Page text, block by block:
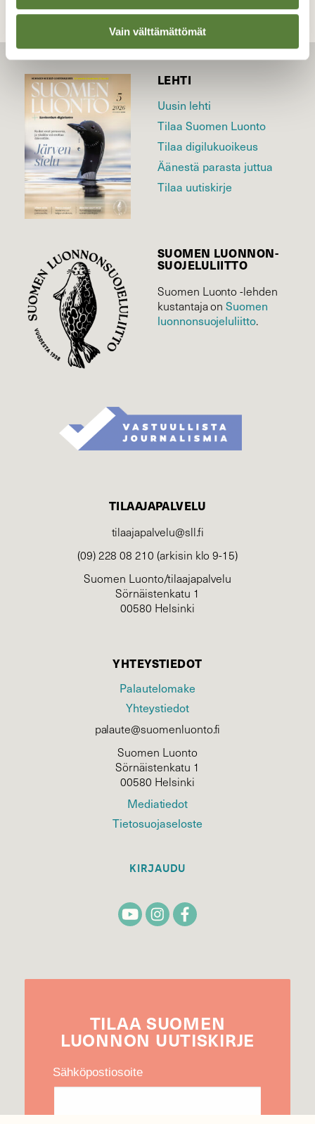
Vain välttämättömät
LEHTI
Uusin lehti
Tilaa Suomen Luonto
Tilaa digilukuoikeus
Äänestä parasta juttua
Tilaa uutiskirje
SUOMEN LUONNON­
SUOJELU­LIITTO
Suomen Luonto -lehden
kustantaja onSuomen
luonnonsuojelu­liitto.
TILAAJAPALVELU
tilaajapalvelu@sll.fi
(09) 228 08 210 (arkisin klo 9-15)
Suomen Luonto/tilaajapalvelu
Sörnäistenkatu 1
00580 Helsinki
YHTEYSTIEDOT
Palautelomake
Yhteystiedot
palaute@suomenluonto.fi
Suomen Luonto
Sörnäistenkatu 1
00580 Helsinki
Mediatiedot
Tietosuojaseloste
KIRJAUDU
TILAA SUOMEN
LUONNON UUTIS­KIRJE
Sähköpostiosoite